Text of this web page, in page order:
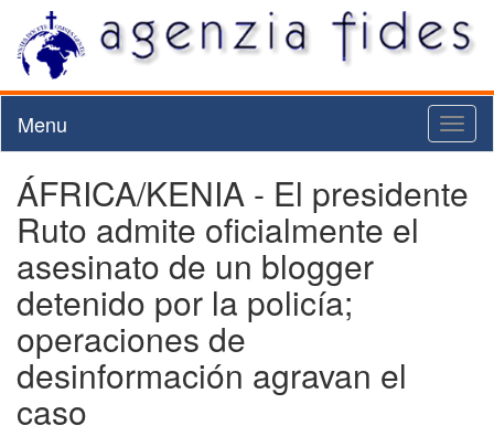
Menu
ÁFRICA/KENIA - El presidente
Ruto admite oficialmente el
asesinato de un blogger
detenido por la policía;
operaciones de
desinformación agravan el
caso